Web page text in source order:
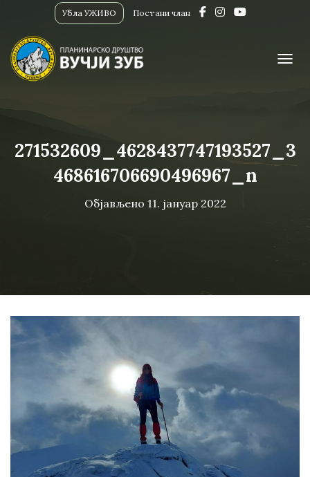
Убла УЖИВО Постани члан
271532609_4628437747193527_3
468616706690496967_n
Објављено 11. јануар 2022